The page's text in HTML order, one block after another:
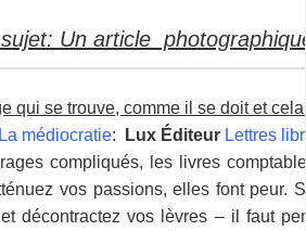
Un article
qui se trouve, comme il se doit et
La médiocratie: Lux Éditeur Lettres
compliqués, les livres
vos passions, elles font peur.
décontractez vos lèvres – il faut